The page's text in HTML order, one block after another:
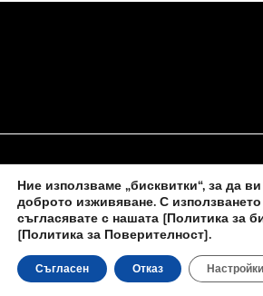
НАЧАЛО ЗА НАС
КОНТАКТИ С НАС
Новините на novinite-
Ние използваме „бисквитки“, за да
доброто изживяване. С
съгласявате с нашата [Политика за
[Политика за Поверителност].
Съгласен Отказ Настройки